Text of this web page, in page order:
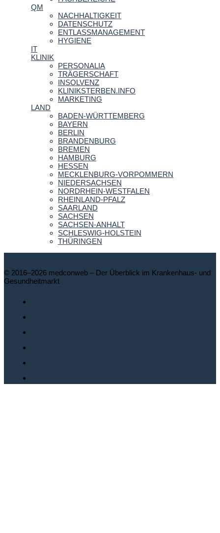
QM
NACHHALTIGKEIT
DATENSCHUTZ
ENTLASSMANAGEMENT
HYGIENE
IT
KLINIK
PERSONALIA
TRÄGERSCHAFT
INSOLVENZ
KLINIKSTERBEN.INFO
MARKETING
LAND
BADEN-WÜRTTEMBERG
BAYERN
BERLIN
BRANDENBURG
BREMEN
HAMBURG
HESSEN
MECKLENBURG-VORPOMMERN
NIEDERSACHSEN
NORDRHEIN-WESTFALEN
RHEINLAND-PFALZ
SAARLAND
SACHSEN
SACHSEN-ANHALT
SCHLESWIG-HOLSTEIN
THÜRINGEN
© 2016–2026 medconweb – Der Überblick im Krankenhaus- und
Gesundheitmarkt